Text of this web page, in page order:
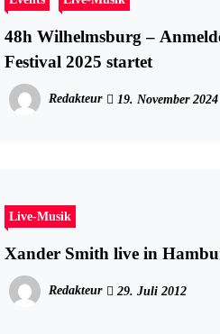
48h Wilhelmsburg –
Festival 2025 startet
Redakteur 19. November 2024
Live-Musik
Xander Smith live in
Redakteur 29. Juli 2012